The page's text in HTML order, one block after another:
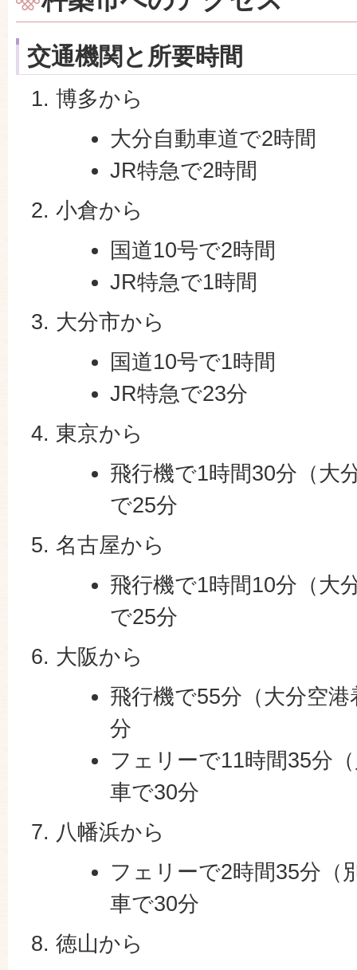
交通機関と所要時間
博多から
大分自動車道で2時間
JR特急で2時間
小倉から
国道10号で2時間
JR特急で1時間
大分市から
国道10号で1時間
JR特急で23分
東京から
飛行機で1時間30分（大
で25分
名古屋から
飛行機で1時間10分（大
で25分
大阪から
飛行機で55分（大分空
分
フェリーで11時間35分
車で30分
八幡浜から
フェリーで2時間35分（
車で30分
徳山から